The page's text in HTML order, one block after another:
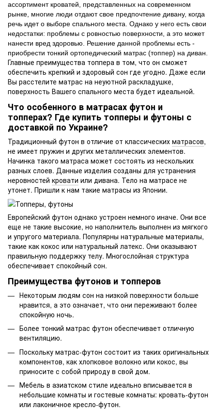
ассортимент кроватей, представленных на современном
рынке, многие люди отдают свое предпочтение дивану, когда
речь идет о выборе спального места. Однако у него есть свои
недостатки: проблемы с ровностью поверхности, а это может
нанести вред здоровью. Решение данной проблемы есть -
приобрести тонкий ортопедический матрас (топпер) на диван.
Главные преимущества топпера в том, что он сможет
обеспечить крепкий и здоровый сон где угодно. Даже если
Вы расстелите матрас на неуютной раскладушке,
поверхность Вашего спального места будет идеальной.
Что особенного в матрасах футон и
топперах? Где купить топперы и футоны с
доставкой по Украине?
Традиционный футон в отличие от классических матрасов,
не имеет пружин и других металлических элементов.
Начинка такого матраса может состоять из нескольких
разных слоев. Данные изделия созданы для устранения
неровностей кровати или дивана. Тело на матрасе не
утонет. Пришли к нам такие матрасы из Японии.
Европейский футон однако устроен немного иначе. Они все
еще не такие высокие, но наполнитель выполнен из мягкого
и упругого материала. Популярны натуральные материалы,
такие как кокос или натуральный латекс. Они оказывают
правильную поддержку телу. Многослойная структура
обеспечивает спокойный сон.
Преимущества футонов и топперов
Некоторым людям сон на низкой поверхности больше
нравится, а это означает, что они переживают более
спокойную ночь.
Более тонкий матрас футон обеспечивает отличную
вентиляцию.
Поскольку матрас-футон состоит из таких оригинальных
компонентов, как хлопковое волокно или кокос, вы
приносите с собой природу в свой дом.
Мебель в азиатском стиле идеально вписывается в
небольшие комнаты и гостевые комнаты: кровать-футон
или лаконичное кресло-футон.